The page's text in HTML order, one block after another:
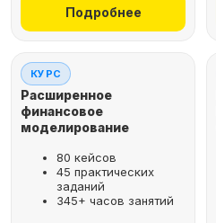
Подробнее
КУРС
Расширенное
финансовое
моделирование
80 кейсов
45 практических
заданий
345+ часов занятий